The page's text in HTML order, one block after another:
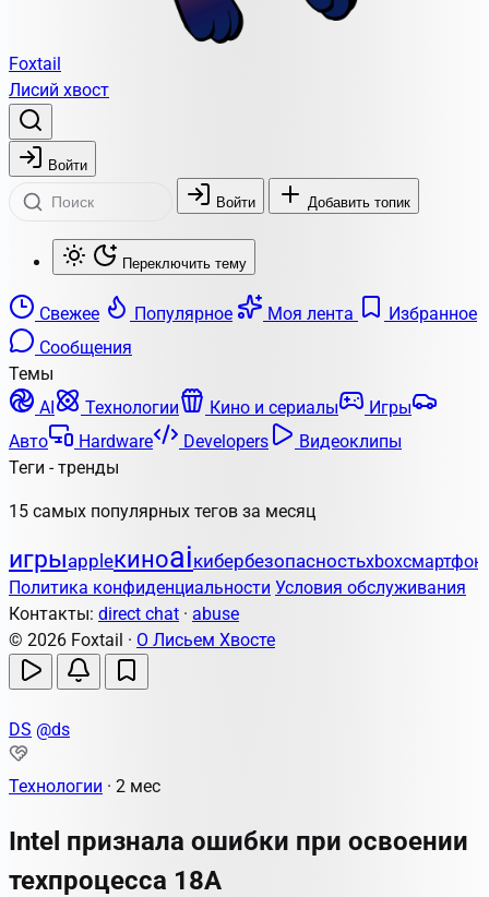
Foxtail
Лисий хвост
Войти
Войти Добавить топик
Переключить тему
Свежее Популярное Моя лента
Избранное
Сообщения
Темы
AI
Технологии Кино и сериалы
Игры
Авто
Hardware Developers
Видеоклипы
Теги - тренды
15 самых популярных тегов за месяц
игрыappleкиноaiкибербезопасностьxbox
Политика конфиденциальности Условия обслуживания
Контакты: direct chat · abuse
© 2026 Foxtail · О Лисьем Хвосте
DS @ds
Технологии · 2 мес
Intel признала ошибки при освоении
техпроцесса 18A